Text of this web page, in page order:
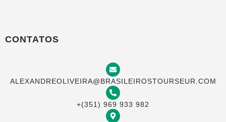
CONTATOS
ALEXANDREOLIVEIRA@BRASILEIROSTOURSEUR.COM
+(351) 969 933 982